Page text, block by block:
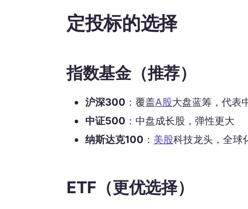
定投标的选择
指数基金（推荐）
沪深300 ：覆盖A股大盘蓝筹，代表
中证500 ：中盘成长股，弹性更大
纳斯达克100 ： 美股科技龙头，全球
ETF（更优选择）